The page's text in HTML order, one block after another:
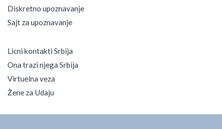
Diskretno upoznavanje
Sajt za upoznavanje
Licni kontakti Srbija
Ona trazi njega Srbija
Virtuelna veza
Žene za Udaju